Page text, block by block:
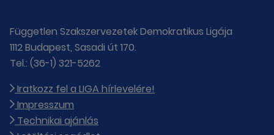
Független Szakszervezetek Demokratikus Ligája
1112 Budapest, Sasadi út 170.
Tel.: (36-1) 321-5262
Iratkozz fel a LIGA hírlevelére!
Impresszum
Technikai ajánlás